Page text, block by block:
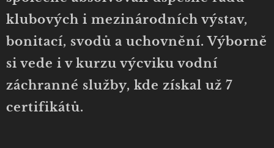
klubových i mezinárodních výstav,
bonitací, svodů a uchovnění. Výborně
si vede i v kurzu výcviku vodní
záchranné služby, kde získal už 7
certifikátů.